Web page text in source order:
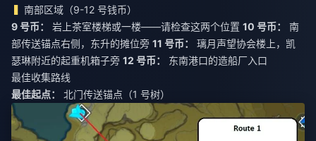
南部区域（9-12 号钱币）
9 号币：
岩上茶室楼梯或一楼——请检查这两个位置 10 号币：
南
部传送锚点右侧，东升的摊位旁 11 号币：
璃月声望协会楼上，凯
瑟琳附近的起重机箱子旁 12 号币：
东南港口的造船厂入口
最佳收集路线
最佳起点：
北门传送锚点（1 号树）